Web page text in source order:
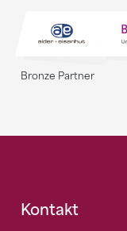
Bronze Partner
Fusszeile
Kontakt